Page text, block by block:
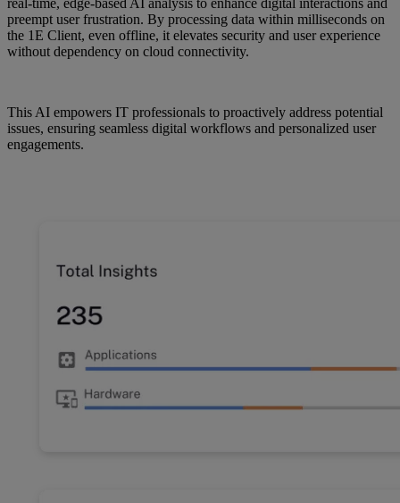
preempt user frustration. By processing data within milliseconds on
the 1E Client, even offline, it elevates security and user experience
without dependency on cloud connectivity.
This AI empowers IT professionals to proactively address potential
issues, ensuring seamless digital workflows and personalized user
engagements.